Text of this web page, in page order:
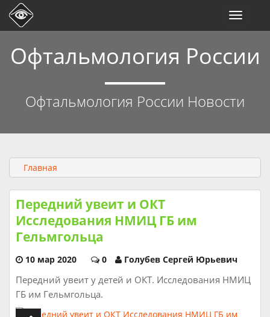
Офтальмология России
Офтальмология России Новости
Toggle
Главная
Передний увеит и ОКТ
Исследования НМИЦ ГБ им
Гельмгольца
10 мар 2020 0 Голубев Сергей Юрьевич
Передний увеит у детей и ОКТ. Исследования НМИЦ
ГБ им Гельмгольца.